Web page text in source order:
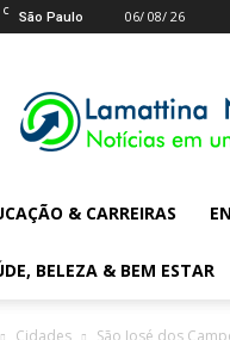
C São Paulo 06/ 08/ 26
Digital
News
& CARREIRAS
BELEZA & BEM ESTAR
Cidades São José dos